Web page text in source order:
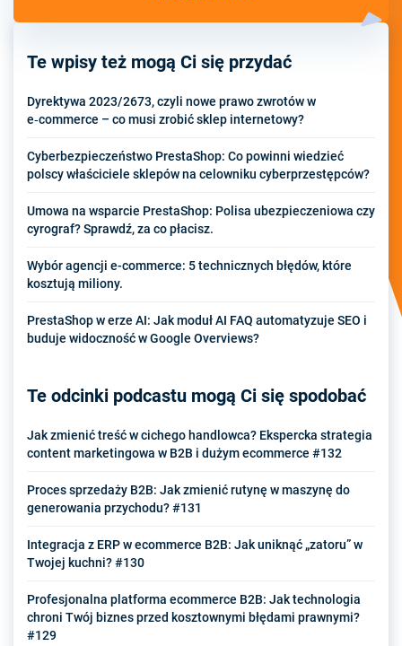
Te wpisy też mogą Ci się przydać
Dyrektywa 2023/2673, czyli nowe prawo zwrotów w
e‑commerce – co musi zrobić sklep internetowy?
Cyberbezpieczeństwo PrestaShop: Co powinni wiedzieć
polscy właściciele sklepów na celowniku cyberprzestępców?
Umowa na wsparcie PrestaShop: Polisa ubezpieczeniowa czy
cyrograf? Sprawdź, za co płacisz.
Wybór agencji e-commerce: 5 technicznych błędów, które
kosztują miliony.
PrestaShop w erze AI: Jak moduł AI FAQ automatyzuje SEO i
buduje widoczność w Google Overviews?
Te odcinki podcastu mogą Ci się spodobać
Jak zmienić treść w cichego handlowca? Ekspercka strategia
content marketingowa w B2B i dużym ecommerce #132
Proces sprzedaży B2B: Jak zmienić rutynę w maszynę do
generowania przychodu? #131
Integracja z ERP w ecommerce B2B: Jak uniknąć „zatoru” w
Twojej kuchni? #130
Profesjonalna platforma ecommerce B2B: Jak technologia
chroni Twój biznes przed kosztownymi błędami prawnymi?
#129